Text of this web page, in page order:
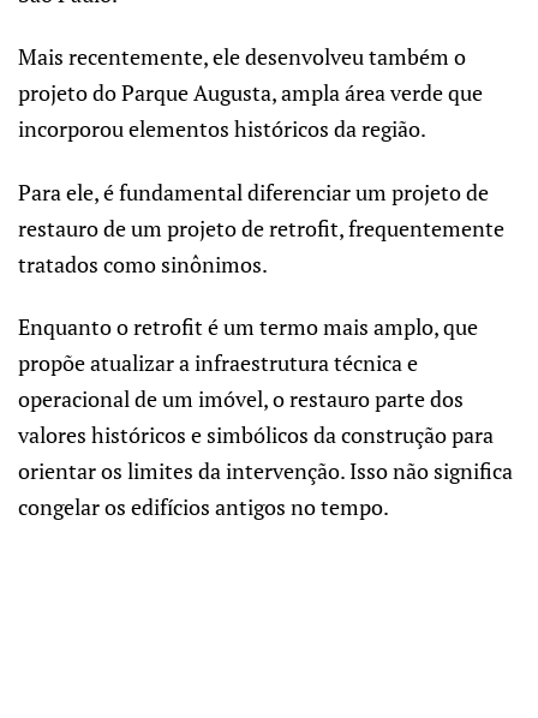
Mais recentemente, ele desenvolveu também o
projeto do Parque Augusta, ampla área verde que
incorporou elementos históricos da região.
Para ele, é fundamental diferenciar um projeto de
restauro de um projeto de retrofit, frequentemente
tratados como sinônimos.
Enquanto o retrofit é um termo mais amplo, que
propõe atualizar a infraestrutura técnica e
operacional de um imóvel, o restauro parte dos
valores históricos e simbólicos da construção para
orientar os limites da intervenção. Isso não significa
congelar os edifícios antigos no tempo.